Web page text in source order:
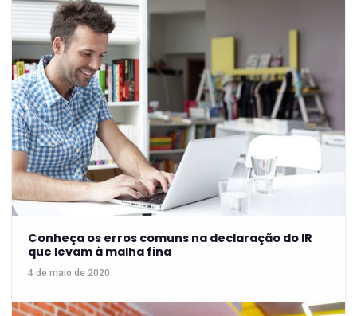
Conheça os erros comuns na declaração do IR
que levam à malha fina
4 de maio de 2020